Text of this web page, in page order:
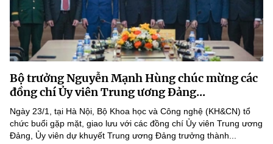
Chịu trách nhiệm nội dung: Nguyễn Thị Hải Hằng
Giám đốc Trung tâm Truyền thông Khoa học và Công nghệ.
Liên hệ
Địa chỉ: Ban Biên tập Cổng TTĐT - 18 Nguyễn Du, TP. Hà Nội
Điện thoại: 024 3936 9506
Email:
stc@mst.gov.vn
©2026 Bản quyền thuộc Bộ Khoa Học và Công Nghệ
(Ghi rõ nguồn "https://mst.gov.vn" khi phát hành lại thông tin từ
website này)
Bộ trưởng Nguyễn Mạnh Hùng chúc mừng các
đồng chí Ủy viên Trung ương Đảng...
Ngày 23/1, tại Hà Nội, Bộ Khoa học và Công nghệ (KH&CN) tổ
chức buổi gặp mặt, giao lưu với các đồng chí Ủy viên Trung ương
Đảng, Ủy viên dự khuyết Trung ương Đảng trưởng thành...